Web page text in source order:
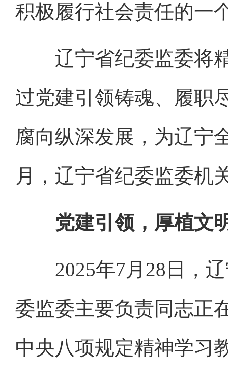
积极履行社会责任的一
辽宁省纪委监委将精
过党建引领铸魂、履职
腐向纵深发展，为辽宁
月，辽宁省纪委监委机
党建引领，厚植文
2025年7月28日，辽
委监委主要负责同志正
中央八项规定精神学习